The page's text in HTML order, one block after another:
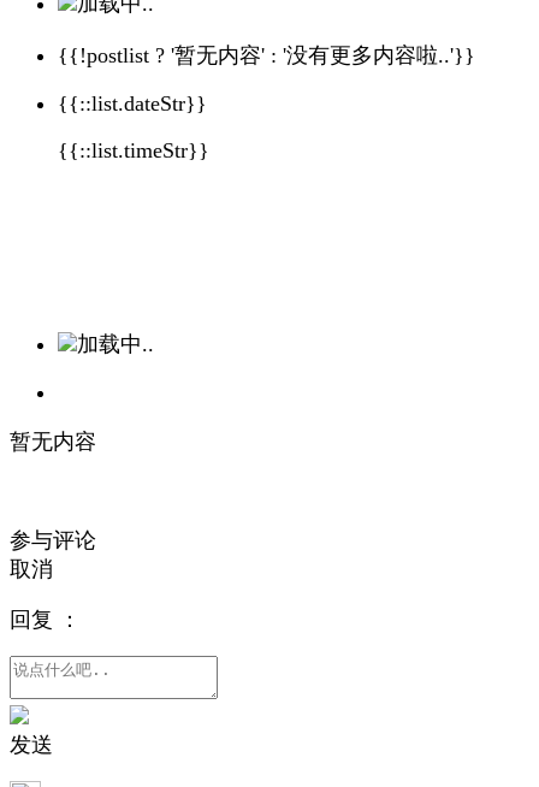
{{!postlist ? '暂无内容' : '没有更多内容啦..'}}
{{::list.dateStr}}
{{::list.timeStr}}
加载中..
暂无内容
参与评论
取消
回复 ：
发送